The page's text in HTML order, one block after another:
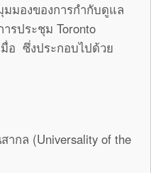
มองของการกำกับดูแล
รประชุม Toronto
มื่อ ซึ่งประกอบไปด้วย
กล (Universality of the